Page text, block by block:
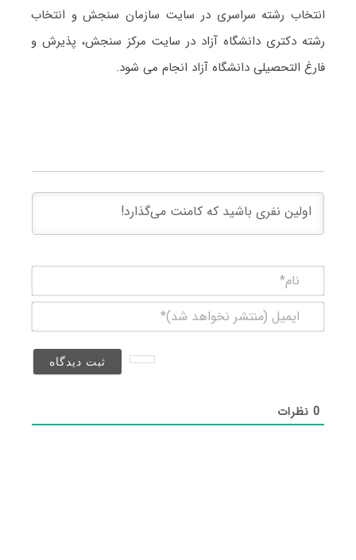
انتخاب رشته سراسری در سایت سازمان سنجش و انتخاب
رشته دکتری دانشگاه آزاد در سایت مرکز سنجش، پذیرش و
فارغ التحصیلی دانشگاه آزاد انجام می شود.
(منتشر
0نظرات